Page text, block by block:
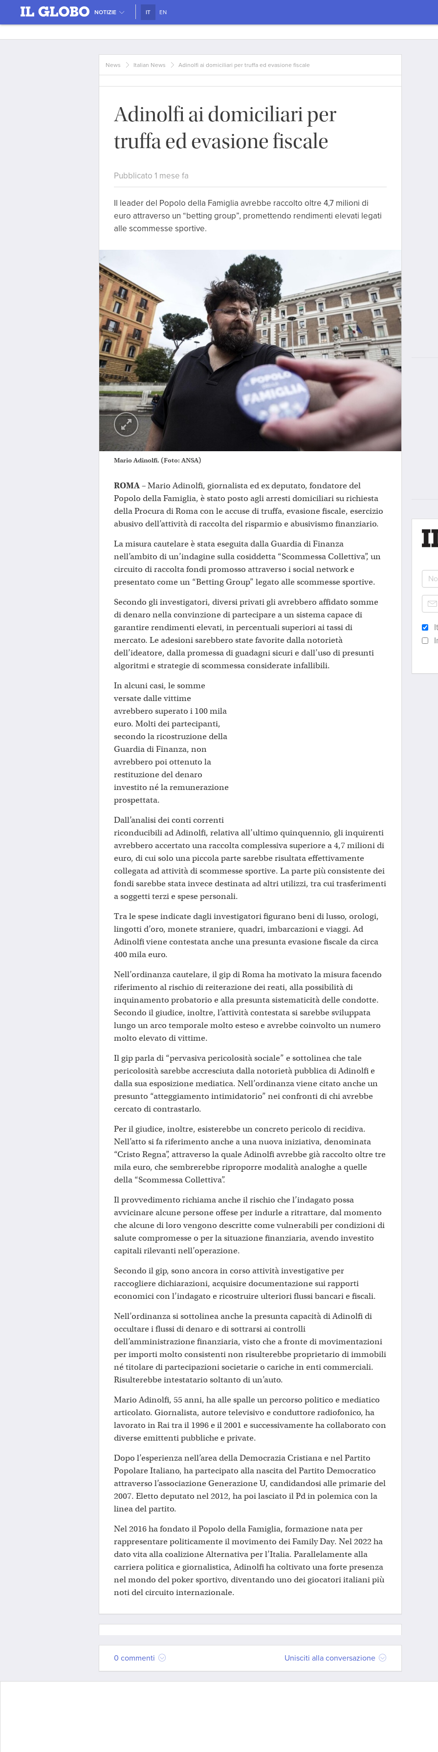
NOTIZIE IT EN
News Italian News Adinolfi ai domiciliari per truffa ed evasione fiscale
Adinolfi ai domiciliari per
truffa ed evasione fiscale
Pubblicato 1 mese fa
Il leader del Popolo della Famiglia avrebbe raccolto oltre 4,7 milioni di
euro attraverso un “betting group”, promettendo rendimenti elevati legati
alle scommesse sportive.
Mario Adinolfi. (Foto: ANSA)
ROMA –Mario Adinolfi, giornalista ed ex deputato, fondatore del
Popolo della Famiglia, è stato posto agli arresti domiciliari su richiesta
della Procura di Roma con le accuse di truffa, evasione fiscale, esercizio
abusivo dell’attività di raccolta del risparmio e abusivismo finanziario.
La misura cautelare è stata eseguita dalla Guardia di Finanza
nell’ambito di un’indagine sulla cosiddetta “Scommessa Collettiva”, un
circuito di raccolta fondi promosso attraverso i social network e
presentato come un “Betting Group” legato alle scommesse sportive.
Secondo gli investigatori, diversi privati gli avrebbero affidato somme
di denaro nella convinzione di partecipare a un sistema capace di
garantire rendimenti elevati, in percentuali superiori ai tassi di
mercato. Le adesioni sarebbero state favorite dalla notorietà
dell’ideatore, dalla promessa di guadagni sicuri e dall’uso di presunti
algoritmi e strategie di scommessa considerate infallibili.
In alcuni casi, le somme
versate dalle vittime
avrebbero superato i 100 mila
euro. Molti dei partecipanti,
secondo la ricostruzione della
Guardia di Finanza, non
avrebbero poi ottenuto la
restituzione del denaro
investito né la remunerazione
prospettata.
Dall’analisi dei conti correnti
riconducibili ad Adinolfi, relativa all’ultimo quinquennio, gli inquirenti
avrebbero accertato una raccolta complessiva superiore a 4,7 milioni di
euro, di cui solo una piccola parte sarebbe risultata effettivamente
collegata ad attività di scommesse sportive. La parte più consistente dei
fondi sarebbe stata invece destinata ad altri utilizzi, tra cui trasferimenti
a soggetti terzi e spese personali.
Tra le spese indicate dagli investigatori figurano beni di lusso, orologi,
lingotti d’oro, monete straniere, quadri, imbarcazioni e viaggi. Ad
Adinolfi viene contestata anche una presunta evasione fiscale da circa
400 mila euro.
Nell’ordinanza cautelare, il gip di Roma ha motivato la misura facendo
riferimento al rischio di reiterazione dei reati, alla possibilità di
inquinamento probatorio e alla presunta sistematicità delle condotte.
Secondo il giudice, inoltre, l’attività contestata si sarebbe sviluppata
lungo un arco temporale molto esteso e avrebbe coinvolto un numero
molto elevato di vittime.
Il gip parla di “pervasiva pericolosità sociale” e sottolinea che tale
pericolosità sarebbe accresciuta dalla notorietà pubblica di Adinolfi e
dalla sua esposizione mediatica. Nell’ordinanza viene citato anche un
presunto “atteggiamento intimidatorio” nei confronti di chi avrebbe
cercato di contrastarlo.
Per il giudice, inoltre, esisterebbe un concreto pericolo di recidiva.
Nell’atto si fa riferimento anche a una nuova iniziativa, denominata
“Cristo Regna”, attraverso la quale Adinolfi avrebbe già raccolto oltre tre
mila euro, che sembrerebbe riproporre modalità analoghe a quelle
della “Scommessa Collettiva”.
Il provvedimento richiama anche il rischio che l’indagato possa
avvicinare alcune persone offese per indurle a ritrattare, dal momento
che alcune di loro vengono descritte come vulnerabili per condizioni di
salute compromesse o per la situazione finanziaria, avendo investito
capitali rilevanti nell’operazione.
Secondo il gip, sono ancora in corso attività investigative per
raccogliere dichiarazioni, acquisire documentazione sui rapporti
economici con l’indagato e ricostruire ulteriori flussi bancari e fiscali.
Nell’ordinanza si sottolinea anche la presunta capacità di Adinolfi di
occultare i flussi di denaro e di sottrarsi ai controlli
dell’amministrazione finanziaria, visto che a fronte di movimentazioni
per importi molto consistenti non risulterebbe proprietario di immobili
né titolare di partecipazioni societarie o cariche in enti commerciali.
Risulterebbe intestatario soltanto di un’auto.
Mario Adinolfi, 55 anni, ha alle spalle un percorso politico e mediatico
articolato. Giornalista, autore televisivo e conduttore radiofonico, ha
lavorato in Rai tra il 1996 e il 2001 e successivamente ha collaborato con
diverse emittenti pubbliche e private.
Dopo l’esperienza nell’area della Democrazia Cristiana e nel Partito
Popolare Italiano, ha partecipato alla nascita del Partito Democratico
attraverso l’associazione Generazione U, candidandosi alle primarie del
2007. Eletto deputato nel 2012, ha poi lasciato il Pd in polemica con la
linea del partito.
Nel 2016 ha fondato il Popolo della Famiglia, formazione nata per
rappresentare politicamente il movimento dei Family Day. Nel 2022 ha
dato vita alla coalizione Alternativa per l’Italia. Parallelamente alla
carriera politica e giornalistica, Adinolfi ha coltivato una forte presenza
nel mondo del poker sportivo, diventando uno dei giocatori italiani più
noti del circuito internazionale.
0 commenti Unisciti alla conversazione